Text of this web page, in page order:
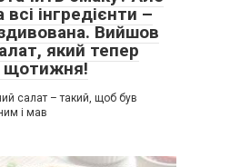
інгредієнти –
Вийшов
який тепер
щотижня!
салат – такий, щоб був
і мав